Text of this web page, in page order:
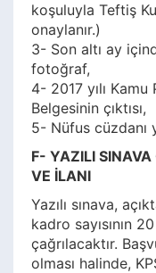
koşuluyla Teftiş
onaylanır.)
3- Son altı ay
fotoğraf,
4- 2017 yılı
Belgesinin çıktısı,
5- Nüfus
F- YAZILI SINAVA
VE İLANI
Yazılı sınava,
kadro sayısının
çağrılacaktır.
olması halinde,